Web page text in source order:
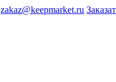
zakaz@keepmarket.ru